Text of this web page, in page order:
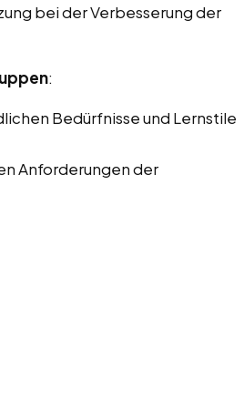
bei der Verbesserung der
:
Bedürfnisse und Lernstile
Anforderungen der